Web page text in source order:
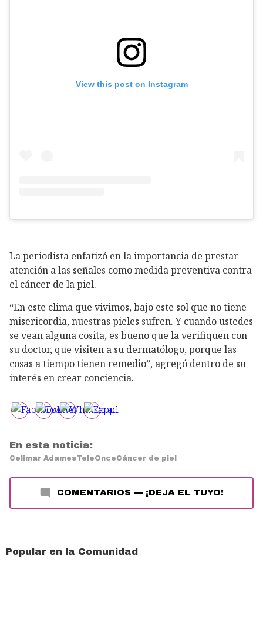
View this post on Instagram
La periodista enfatizó en la importancia de prestar
atención a las señales como medida preventiva contra
el cáncer de la piel.
“En este clima que vivimos, bajo este sol que no tiene
misericordia, nuestras pieles sufren. Y cuando ustedes
se vean alguna cosita, es bueno que la verifiquen con
su doctor, que visiten a su dermatólogo, porque las
cosas a tiempo tienen remedio”, agregó dentro de su
interés en crear conciencia.
En esta noticia:
Celimar AdamesTeleOnceCáncer de piel
COMENTARIOS — ¡DEJA EL TUYO!
Popular en la Comunidad